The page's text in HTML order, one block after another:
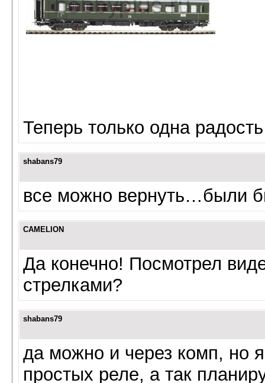
Теперь только одна
shabans79
все можно вернуть…были
CAMELION
Да конечно! Посмотрел
стрелками?
shabans79
да можно и через комп, но
простых реле, а так